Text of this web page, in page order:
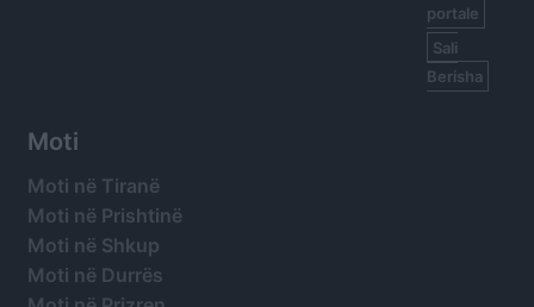
portale
Sali
Berisha
Moti
Moti në Tiranë
Moti në Prishtinë
Moti në Shkup
Moti në Durrës